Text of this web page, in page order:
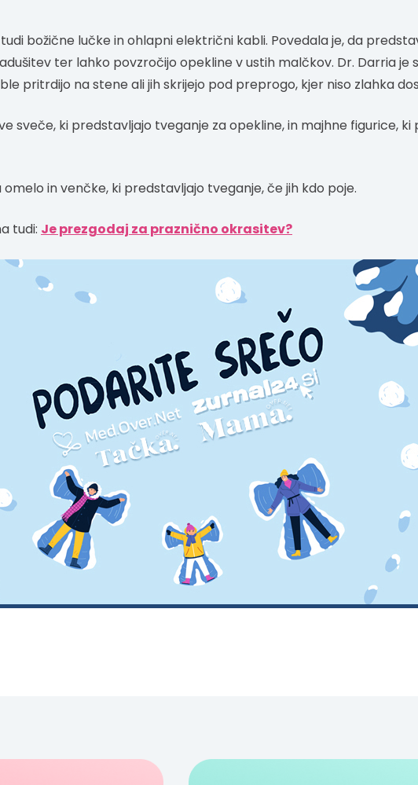
božične lučke in ohlapni električni kabli. Povedala je, da
ter lahko povzročijo opekline v ustih malčkov. Dr. Darria je
pritrdijo na stene ali jih skrijejo pod preprogo, kjer niso zlahka
sveče, ki predstavljajo tveganje za opekline, in majhne figurice, ki
in venčke, ki predstavljajo tveganje, če jih kdo poje.
tudi: Je prezgodaj za praznično okrasitev?